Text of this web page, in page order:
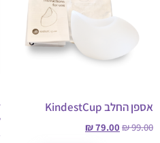
אספן החלב KindestCup
₪99.00
₪79.00